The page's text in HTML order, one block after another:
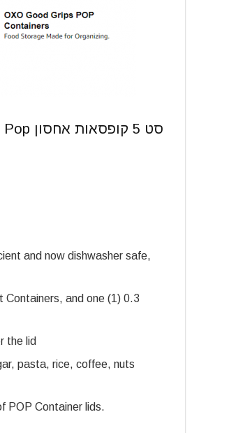
סט 5 קופסאות אחסון Pop
and now dishwasher safe,
Containers, and one (1) 0.3
the lid
pasta, rice, coffee, nuts
POP Container lids.